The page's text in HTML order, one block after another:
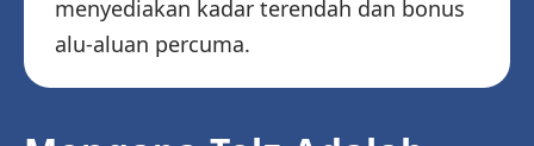
menyediakan kadar terendah dan bonus
alu-aluan percuma.